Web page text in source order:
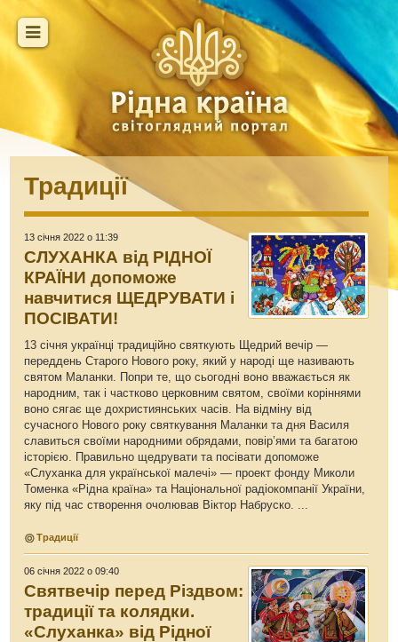
Традиції
13 січня 2022 о 11:39
СЛУХАНКА від РІДНОЇ
КРАЇНИ допоможе
навчитися ЩЕДРУВАТИ і
ПОСІВАТИ!
13 січня українці традиційно святкують Щедрий вечір —
переддень Старого Нового року, який у народі ще називають
святом Маланки. Попри те, що сьогодні воно вважається як
народним, так і частково церковним святом, своїми коріннями
воно сягає ще дохристиянських часів. На відміну від
сучасного Нового року святкування Маланки та дня Василя
славиться своїми народними обрядами, повір’ями та багатою
історією. Правильно щедрувати та посівати допоможе
«Слуханка для української малечі» — проект фонду Миколи
Томенка «Рідна країна» та Національної радіокомпанії України,
яку під час створення очолював Віктор Набруско. ...
Традиції
06 січня 2022 о 09:40
Святвечір перед Різдвом:
традиції та колядки.
«Слуханка» від Рідної